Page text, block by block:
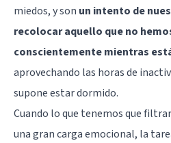
miedos, y son un intento de
recolocar aquello que no
conscientemente mientras
aprovechando las horas de
supone estar dormido.
Cuando lo que tenemos que
una gran carga emocional, la